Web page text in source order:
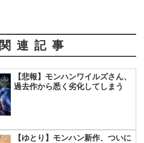
関連記事
【悲報】モンハンワイルズさん、
過去作から悉く劣化してしまう
【ゆとり】モンハン新作、ついに